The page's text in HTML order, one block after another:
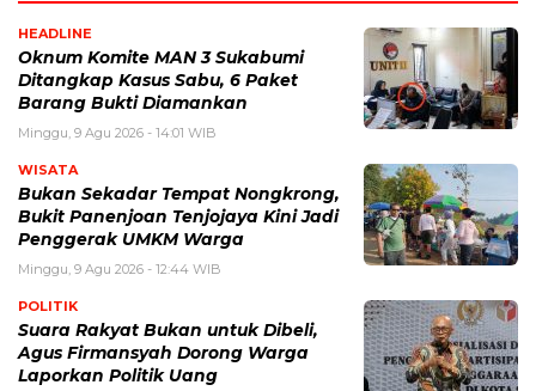
HEADLINE
Oknum Komite MAN 3 Sukabumi
Ditangkap Kasus Sabu, 6 Paket
Barang Bukti Diamankan
Minggu, 9 Agu 2026 - 14:01 WIB
WISATA
Bukan Sekadar Tempat Nongkrong,
Bukit Panenjoan Tenjojaya Kini Jadi
Penggerak UMKM Warga
Minggu, 9 Agu 2026 - 12:44 WIB
POLITIK
Suara Rakyat Bukan untuk Dibeli,
Agus Firmansyah Dorong Warga
Laporkan Politik Uang